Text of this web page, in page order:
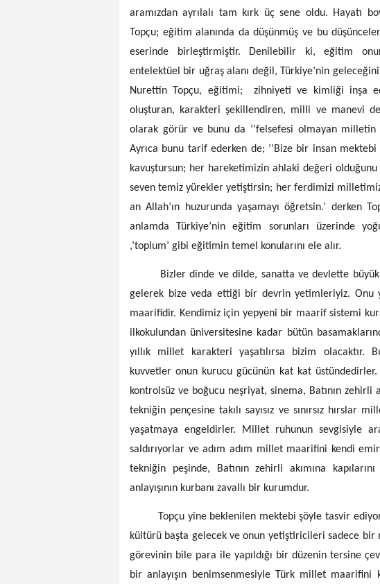
aramızdan ayrılalı tam kırk üç sene oldu. Hayatı
Topçu; eğitim alanında da düşünmüş ve bu
eserinde birleştirmiştir. Denilebilir ki, eğitim
entelektüel bir uğraş alanı değil, Türkiye’nin
Nurettin Topçu, eğitimi; zihniyeti ve kimliği inşa
oluşturan, karakteri şekillendiren, milli ve manevi
olarak görür ve bunu da ‘’felsefesi olmayan
Ayrıca bunu tarif ederken de; ’’Bize bir insan
kavuştursun; her hareketimizin ahlaki değeri olduğunu
seven temiz yürekler yetiştirsin; her ferdimizi
an Allah’ın huzurunda yaşamayı öğretsin.’ derken
anlamda Türkiye’nin eğitim sorunları üzerinde
,’toplum’ gibi eğitimin temel konularını ele alır.
Bizler dinde ve dilde, sanatta ve devlette büyük
gelerek bize veda ettiği bir devrin yetimleriyiz.
maarifidir. Kendimiz için yepyeni bir maarif sistemi
ilkokulundan üniversitesine kadar bütün
yıllık millet karakteri yaşatılırsa bizim olacaktır.
kuvvetler onun kurucu gücünün kat kat
kontrolsüz ve boğucu neşriyat, sinema, Batının
tekniğin pençesine takılı sayısız ve sınırsız
yaşatmaya engeldirler. Millet ruhunun sevgisiyle
saldırıyorlar ve adım adım millet maarifini kendi
tekniğin peşinde, Batının zehirli akımına
anlayışının kurbanı zavallı bir kurumdur.
Topçu yine beklenilen mektebi şöyle tasvir
kültürü başta gelecek ve onun yetiştiricileri sadece bir
görevinin bile para ile yapıldığı bir düzenin tersine
bir anlayışın benimsenmesiyle Türk millet maarifini